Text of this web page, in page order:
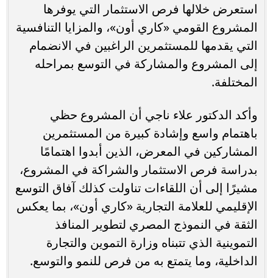
استعرض خلالها فرص الاستثمار التي يوفرها
المشروع القومي «كاري أون»، والمزايا التنافسية
التي يقدمها للمستثمرين الراغبين في الانضمام
إلى المشروع والمشاركة في التوسع بمراحله
المختلفة.
وأكد الدكتور علاء ناجي أن المشروع حظي
باهتمام واسع وإشادة كبيرة من المستثمرين
المشاركين في المعرض، الذين أبدوا اهتمامًا
بدراسة فرص الاستثمار والشراكة في المشروع،
مشيرًا إلى أن اللقاءات تناولت كذلك آفاق التوسع
الإقليمي للعلامة التجارية «كاري أون»، بما يعكس
الثقة في النموذج المصري لتطوير المنافذ
التموينية الذي تتبناه وزارة التموين والتجارة
الداخلية، وما يتمتع به من فرص للنمو والتوسع.